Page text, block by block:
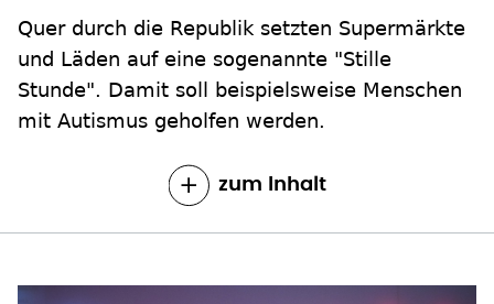
Quer durch die Republik setzten Supermärkte
und Läden auf eine sogenannte "Stille
Stunde". Damit soll beispielsweise Menschen
mit Autismus geholfen werden.
zum Inhalt